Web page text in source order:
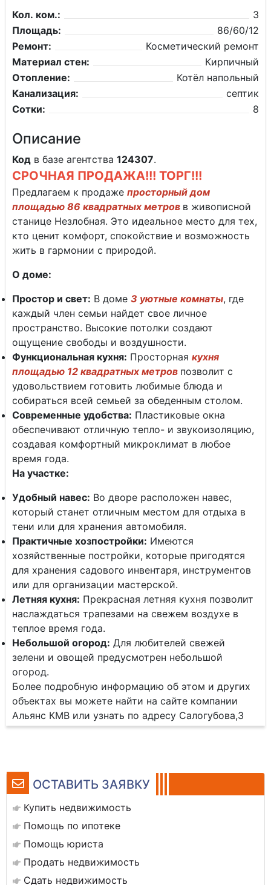
ОСТАВИТЬ ЗАЯВКУ
Купить недвижимость
Помощь по ипотеке
Помощь юриста
Продать недвижимость
Сдать недвижимость
Кол. ком.:
3
Площадь:
86/60/12
Ремонт:
Косметический ремонт
Материал стен:
Кирпичный
Отопление:
Котёл напольный
Канализация:
септик
Сотки:
8
Описание
Код в базе агентства 124307.
СРОЧНАЯ ПРОДАЖА!!! ТОРГ!!!
Предлагаем к продаже просторный дом
площадью 86 квадратных метров в живописной
станице Незлобная. Это идеальное место для тех,
кто ценит комфорт, спокойствие и возможность
жить в гармонии с природой.
О доме:
Простор и свет: В доме 3 уютные комнаты, где
каждый член семьи найдет свое личное
пространство. Высокие потолки создают
ощущение свободы и воздушности.
Функциональная кухня: Просторная кухня
площадью 12 квадратных метров позволит с
удовольствием готовить любимые блюда и
собираться всей семьей за обеденным столом.
Современные удобства: Пластиковые окна
обеспечивают отличную тепло- и звукоизоляцию,
создавая комфортный микроклимат в любое
время года.
На участке:
Удобный навес: Во дворе расположен навес,
который станет отличным местом для отдыха в
тени или для хранения автомобиля.
Практичные хозпостройки: Имеются
хозяйственные постройки, которые пригодятся
для хранения садового инвентаря, инструментов
или для организации мастерской.
Летняя кухня: Прекрасная летняя кухня позволит
наслаждаться трапезами на свежем воздухе в
теплое время года.
Небольшой огород: Для любителей свежей
зелени и овощей предусмотрен небольшой
огород.
Более подробную информацию об этом и других
объектах вы можете найти на сайте компании
Альянс КМВ или узнать по адресу Салогубова,3